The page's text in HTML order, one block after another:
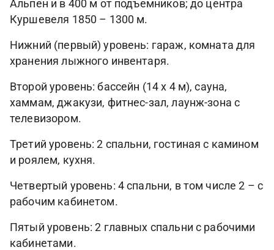
Альпен и в 400 м от подъемников; до центра
Куршевеля 1850 – 1300 м.
Нижний (первый) уровень: гараж, комната для
хранения лыжного инвентаря.
Второй уровень: бассейн (14 х 4 м), сауна,
хаммам, джакузи, фитнес-зал, лаунж-зона с
телевизором.
Третий уровень: 2 спальни, гостиная с камином
и роялем, кухня.
Четвертый уровень: 4 спальни, в том числе 2 – с
рабочим кабинетом.
Пятый уровень: 2 главных спальни с рабочими
кабинетами.